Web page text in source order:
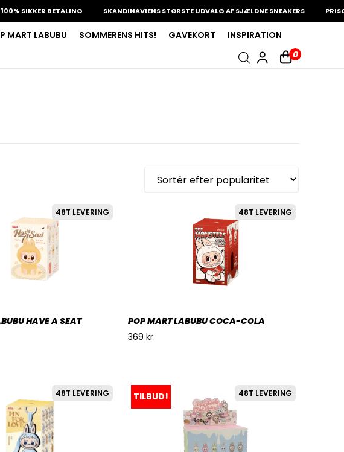
SIKKER BETALING SKANDINAVIENS STØRSTE UDVALG AF SJÆLDNE SNEAKERS
MART LABUBU SOMMERENS HITS! GAVEKORT
INSPIRATION
0
48T LEVERING
HAVE A SEAT
48T LEVERING
POP MART LABUBU COCA-COLA
369 kr.
48T LEVERING TILBUD! 48T LEVERING